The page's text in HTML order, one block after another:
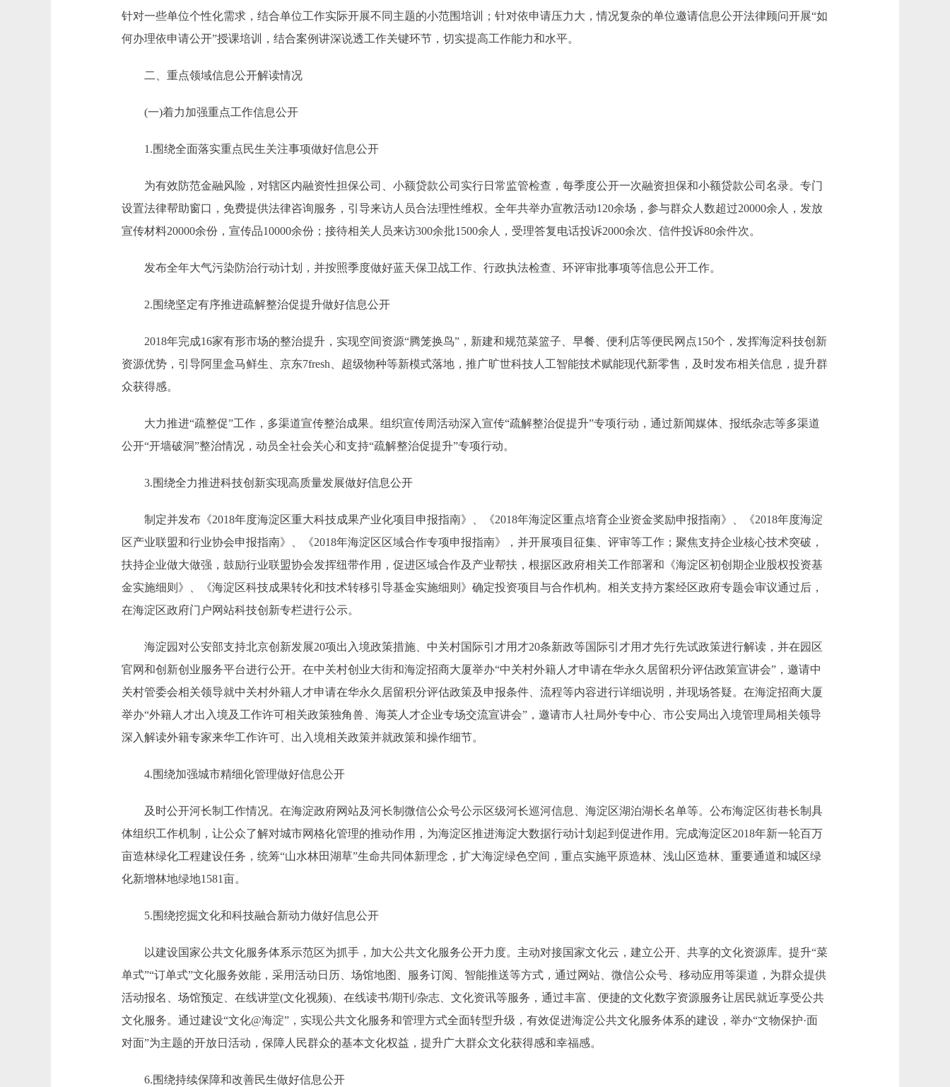
针对一些单位个性化需求，结合单位工作实际开展不同主题的小范围培训；针对依申请压力大，情况复杂的单位邀请信息公开法律顾问开展“如
何办理依申请公开”授课培训，结合案例讲深说透工作关键环节，切实提高工作能力和水平。
二、重点领域信息公开解读情况
(一)着力加强重点工作信息公开
1.围绕全面落实重点民生关注事项做好信息公开
为有效防范金融风险，对辖区内融资性担保公司、小额贷款公司实行日常监管检查，每季度公开一次融资担保和小额贷款公司名录。专门
设置法律帮助窗口，免费提供法律咨询服务，引导来访人员合法理性维权。全年共举办宣教活动120余场，参与群众人数超过20000余人，发放
宣传材料20000余份，宣传品10000余份；接待相关人员来访300余批1500余人，受理答复电话投诉2000余次、信件投诉80余件次。
发布全年大气污染防治行动计划，并按照季度做好蓝天保卫战工作、行政执法检查、环评审批事项等信息公开工作。
2.围绕坚定有序推进疏解整治促提升做好信息公开
2018年完成16家有形市场的整治提升，实现空间资源“腾笼换鸟”，新建和规范菜篮子、早餐、便利店等便民网点150个，发挥海淀科技创新
资源优势，引导阿里盒马鲜生、京东7fresh、超级物种等新模式落地，推广旷世科技人工智能技术赋能现代新零售，及时发布相关信息，提升群
众获得感。
大力推进“疏整促”工作，多渠道宣传整治成果。组织宣传周活动深入宣传“疏解整治促提升”专项行动，通过新闻媒体、报纸杂志等多渠道
公开“开墙破洞”整治情况，动员全社会关心和支持“疏解整治促提升”专项行动。
3.围绕全力推进科技创新实现高质量发展做好信息公开
制定并发布《2018年度海淀区重大科技成果产业化项目申报指南》、《2018年海淀区重点培育企业资金奖励申报指南》、《2018年度海淀
区产业联盟和行业协会申报指南》、《2018年海淀区区域合作专项申报指南》，并开展项目征集、评审等工作；聚焦支持企业核心技术突破，
扶持企业做大做强，鼓励行业联盟协会发挥纽带作用，促进区域合作及产业帮扶，根据区政府相关工作部署和《海淀区初创期企业股权投资基
金实施细则》、《海淀区科技成果转化和技术转移引导基金实施细则》确定投资项目与合作机构。相关支持方案经区政府专题会审议通过后，
在海淀区政府门户网站科技创新专栏进行公示。
海淀园对公安部支持北京创新发展20项出入境政策措施、中关村国际引才用才20条新政等国际引才用才先行先试政策进行解读，并在园区
官网和创新创业服务平台进行公开。在中关村创业大街和海淀招商大厦举办“中关村外籍人才申请在华永久居留积分评估政策宣讲会”，邀请中
关村管委会相关领导就中关村外籍人才申请在华永久居留积分评估政策及申报条件、流程等内容进行详细说明，并现场答疑。在海淀招商大厦
举办“外籍人才出入境及工作许可相关政策独角兽、海英人才企业专场交流宣讲会”，邀请市人社局外专中心、市公安局出入境管理局相关领导
深入解读外籍专家来华工作许可、出入境相关政策并就政策和操作细节。
4.围绕加强城市精细化管理做好信息公开
及时公开河长制工作情况。在海淀政府网站及河长制微信公众号公示区级河长巡河信息、海淀区湖泊湖长名单等。公布海淀区街巷长制具
体组织工作机制，让公众了解对城市网格化管理的推动作用，为海淀区推进海淀大数据行动计划起到促进作用。完成海淀区2018年新一轮百万
亩造林绿化工程建设任务，统筹“山水林田湖草”生命共同体新理念，扩大海淀绿色空间，重点实施平原造林、浅山区造林、重要通道和城区绿
化新增林地绿地1581亩。
5.围绕挖掘文化和科技融合新动力做好信息公开
以建设国家公共文化服务体系示范区为抓手，加大公共文化服务公开力度。主动对接国家文化云，建立公开、共享的文化资源库。提升“菜
单式”“订单式”文化服务效能，采用活动日历、场馆地图、服务订阅、智能推送等方式，通过网站、微信公众号、移动应用等渠道，为群众提供
活动报名、场馆预定、在线讲堂(文化视频)、在线读书/期刊/杂志、文化资讯等服务，通过丰富、便捷的文化数字资源服务让居民就近享受公共
文化服务。通过建设“文化@海淀”，实现公共文化服务和管理方式全面转型升级，有效促进海淀公共文化服务体系的建设，举办“文物保护·面
对面”为主题的开放日活动，保障人民群众的基本文化权益，提升广大群众文化获得感和幸福感。
6.围绕持续保障和改善民生做好信息公开